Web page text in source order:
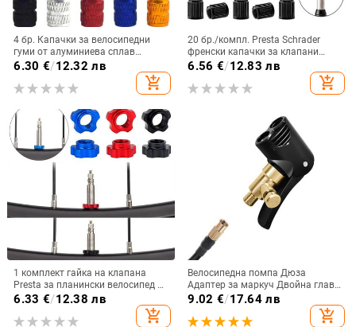
4 бр. Капачки за велосипедни
гуми от алуминиева сплав
Капачки за прах за велосипеди
Велосипедна гума Presta френски
капак на стеблото на клапана за
6.30 €/12.32 лв
add_shopping_cart
20 бр./компл. Presta Schrader
френски капачки за клапани
Капачки за вентили за
велосипедни гуми, устойчиви на
течове за велосипедна гума FV
6.56 €/12.83 лв
add_shopping_cart
1 комплект гайка на клапана
Presta за планински велосипед с
инсталационен ключ MTB шосеен
велосипед Безкамерна капачка
на клапана за гуми Вакуумна
6.33 €/12.38 лв
add_shopping_cart
Велосипедна помпа Дюза
Адаптер за маркуч Двойна глава
Помпени части Сервизни
аксесоари F/VA/V Schrader/Presta
Преобразувател на клапан
9.02 €/17.64 лв
add_shopping_cart